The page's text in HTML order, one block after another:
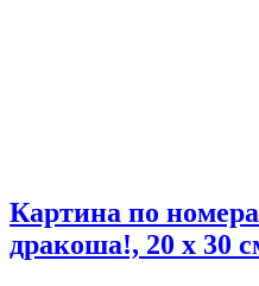
Картина по
дракоша!, 20 х 30